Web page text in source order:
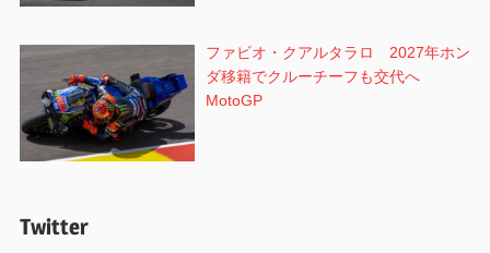
ファビオ・クアルタラロ 2027年ホン
ダ移籍でクルーチーフも交代へ
MotoGP
Twitter